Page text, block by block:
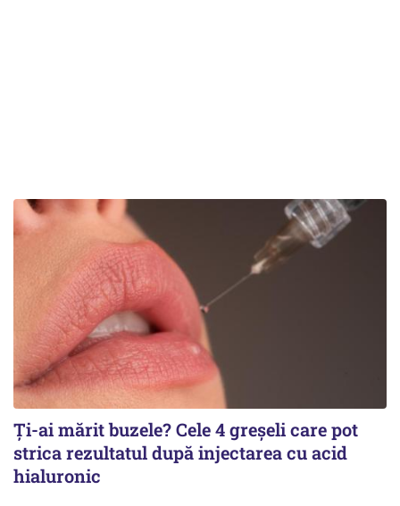
Ți-ai mărit buzele? Cele 4 greșeli care pot
strica rezultatul după injectarea cu acid
hialuronic